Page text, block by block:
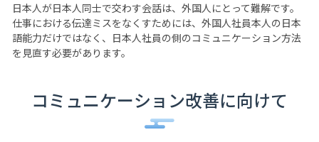
日本人が日本人同士で交わす会話は、外国人にとって難解です。
仕事における伝達ミスをなくすためには、外国人社員本人の日本
語能力だけではなく、日本人社員の側のコミュニケーション方法
を見直す必要があります。
コミュニケーション改善に向けて